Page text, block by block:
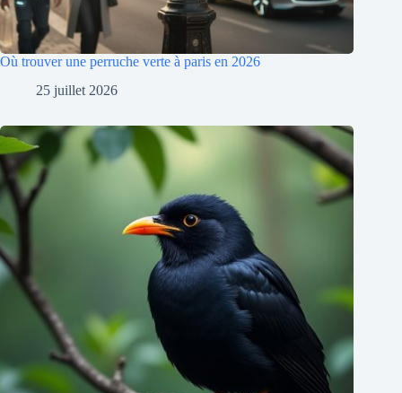
Où trouver une perruche verte à paris en 2026
25 juillet 2026